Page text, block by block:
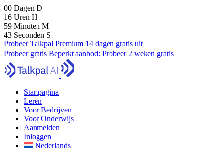
00 Dagen D
16 Uren H
59 Minuten M
41 Seconden S
Probeer Talkpal Premium 14 dagen gratis uit
Probeer gratis Beperkt aanbod: Probeer 2 weken gratis
Startpagina
Leren
Voor Bedrijven
Voor Onderwijs
Aanmelden
Inloggen
Nederlands